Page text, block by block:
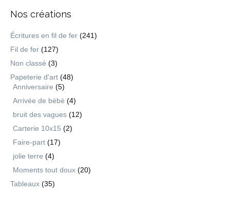
Nos créations
Écritures en fil de fer (241)
Fil de fer (127)
Non classé (3)
Papeterie d'art (48)
Anniversaire (5)
Arrivée de bébé (4)
bruit des vagues (12)
Carterie 10x15 (2)
Faire-part (17)
jolie terre (4)
Moments tout doux (20)
Tableaux (35)